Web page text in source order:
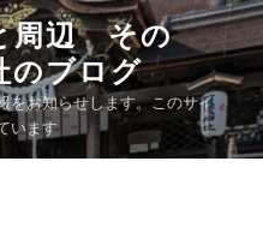
周辺 その
のブログ
をお知らせします。このサイ
います